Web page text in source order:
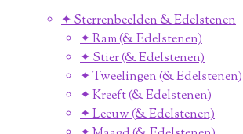
✦ Sterrenbeelden & Edelstenen
✦ Ram (& Edelstenen)
✦ Stier (& Edelstenen)
✦ Tweelingen (& Edelstenen)
✦ Kreeft (& Edelstenen)
✦ Leeuw (& Edelstenen)